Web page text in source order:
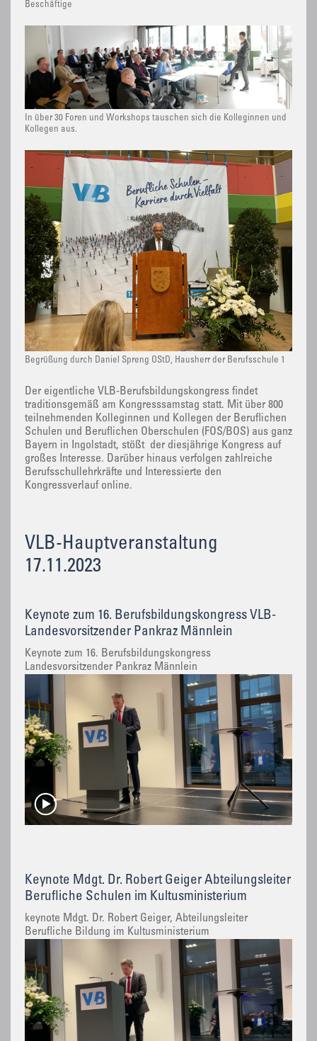
Beschäftige
In über 30 Foren und Workshops tauschen sich die Kolleginnen und
Kollegen aus.
Begrüßung durch Daniel Spreng OStD, Hausherr der Berufsschule 1
Der eigentliche VLB-Berufsbildungskongress findet
traditionsgemäß am Kongresssamstag statt. Mit über 800
teilnehmenden Kolleginnen und Kollegen der Beruflichen
Schulen und Beruflichen Oberschulen (FOS/BOS) aus ganz
Bayern in Ingolstadt, stößt der diesjährige Kongress auf
großes Interesse. Darüber hinaus verfolgen zahlreiche
Berufsschullehrkräfte und Interessierte den
Kongressverlauf online.
VLB-Hauptveranstaltung
17.11.2023
Keynote zum 16. Berufsbildungskongress VLB-
Landesvorsitzender Pankraz Männlein
Keynote zum 16. Berufsbildungskongress
Landesvorsitzender Pankraz Männlein
Keynote Mdgt. Dr. Robert Geiger Abteilungsleiter
Berufliche Schulen im Kultusministerium
keynote Mdgt. Dr. Robert Geiger, Abteilungsleiter
Berufliche Bildung im Kultusministerium